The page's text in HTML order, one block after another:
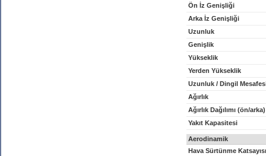
Ön İz Genişliği
Arka İz Genişliği
Uzunluk
Genişlik
Yükseklik
Yerden Yükseklik
Uzunluk / Dingil
Ağırlık
Ağırlık Dağılımı (ön/arka)
Yakıt Kapasitesi
Aerodinamik
Hava Sürtünme Katsayısı